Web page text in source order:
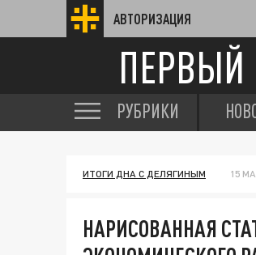
АВТОРИЗАЦИЯ
ПЕРВЫЙ
РУБРИКИ
ИТОГИ ДНА С ДЕЛЯГИНЫМ 15
НАРИСОВАННАЯ